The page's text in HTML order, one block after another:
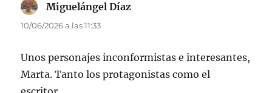
Miguelángel Díaz
10/06/2026 a las 11:33
Unos personajes inconformistas e interesantes,
Marta. Tanto los protagonistas como el